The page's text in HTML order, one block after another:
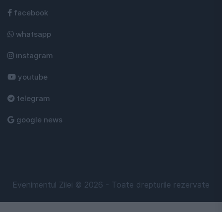
facebook
whatsapp
instagram
youtube
telegram
google news
Evenimentul Zilei © 2026 - Toate drepturile rezervate